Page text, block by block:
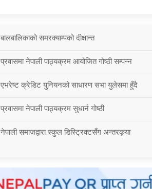
बालबालिकाको समरक्याम्पको दीक्षान्त
प्रवासमा नेपाली पाठ्यक्रम आयोजित गोष्ठी सम्पन्न
एभरेष्ट क्रेडिट युनियनको साधारण सभा युलेसमा हुँदै
प्रवासमा नेपाली पाठ्यक्रम सुधार्न गोष्ठी
नेपाली समाजद्वारा स्कुल डिस्ट्रिक्टसँग अन्तरकृया